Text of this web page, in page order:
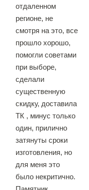
отдаленном
регионе, не
смотря на это, все
прошло хорошо,
помогли советами
при выборе,
сделали
существенную
скидку, доставила
ТК , минус только
один, прилично
затянуты сроки
изготовления, но
для меня это
было некритично.